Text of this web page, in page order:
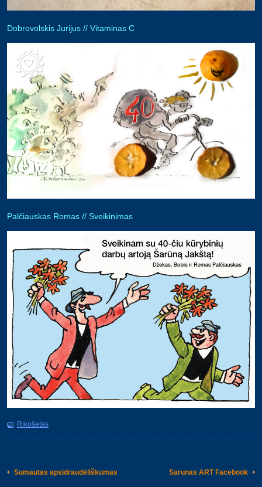
Dobrovolskis Jurijus // Vitaminas C
Palčiauskas Romas // Sveikinimas
Rikošetas
Post navigation
Sumautas apsidraudėliškumas Sarunas ART Facebook